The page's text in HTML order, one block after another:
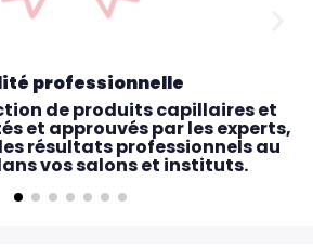
professionnelle
de produits capillaires et
et approuvés par les experts,
résultats professionnels au
vos salons et instituts.